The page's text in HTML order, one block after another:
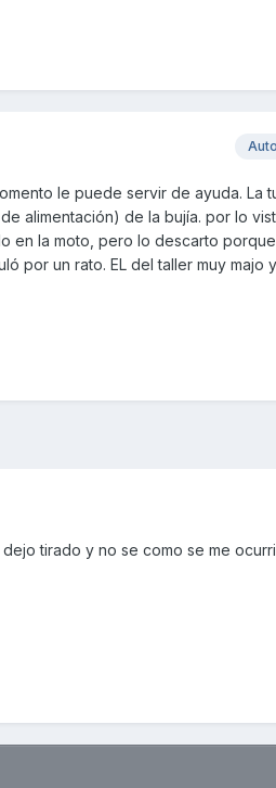
le puede servir de ayuda. La
alimentación) de la bujía. por lo
en la moto, pero lo descarto
por un rato. EL del taller muy majo
tirado y no se como se me